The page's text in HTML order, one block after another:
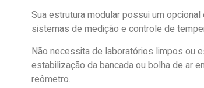
Sua estrutura modular possui um
sistemas de medição e controle de
Não necessita de laboratórios limpos ou
estabilização da bancada ou bolha de ar
reômetro.